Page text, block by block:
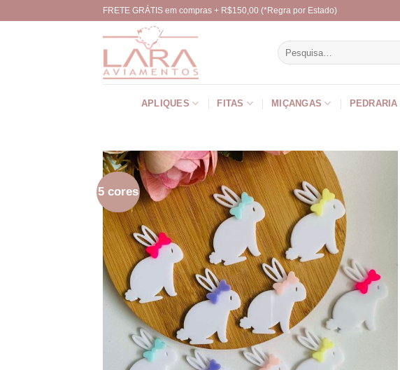
FRETE GRÁTIS em compras + R$150,00 (*Regra por Estado)
Pesquisar
por:
APLIQUES FITAS MIÇANGAS PEDRARIA
5 cores